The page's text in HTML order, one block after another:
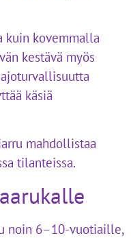
kuin kovemmalla
kestävä myös
käsiä
mahdollistaa
tilanteissa.
noin 6–10-vuotiaille,